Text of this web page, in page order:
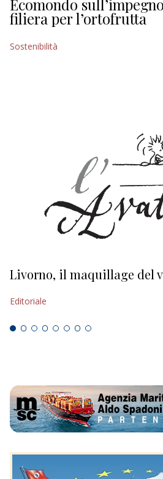
NAUTICA
Ecomondo
filiera per l’ortofrutta
Sostenibilità
Livorno, il maquillage del
Editoriale